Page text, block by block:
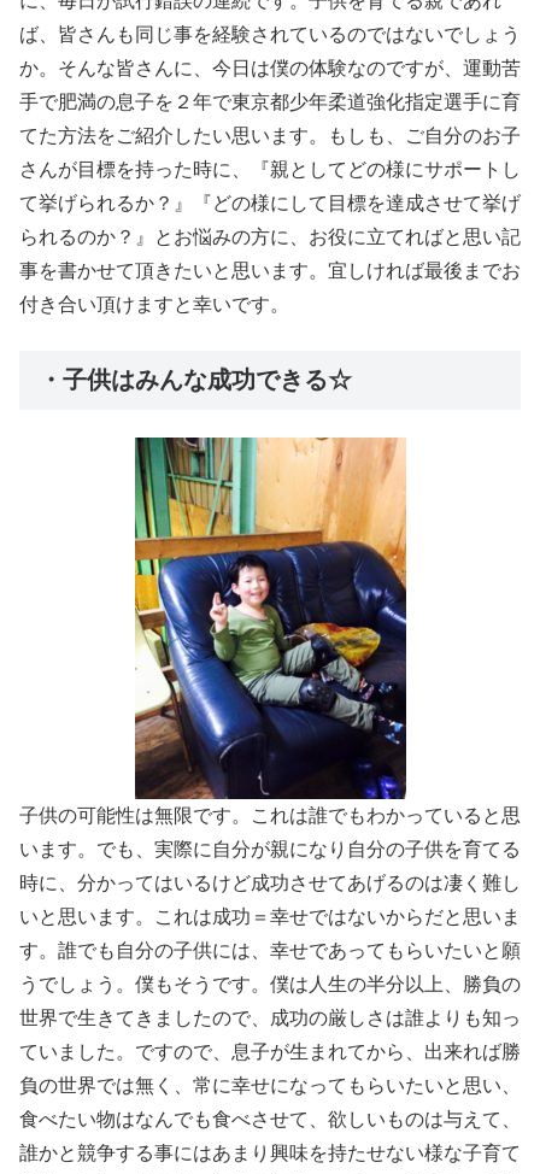
ば、皆さんも同じ事を経験されているのではないでしょう
か。そんな皆さんに、今日は僕の体験なのですが、運動苦
手で肥満の息子を２年で東京都少年柔道強化指定選手に育
てた方法をご紹介したい思います。もしも、ご自分のお子
さんが目標を持った時に、『親としてどの様にサポートし
て挙げられるか？』『どの様にして目標を達成させて挙げ
られるのか？』とお悩みの方に、お役に立てればと思い記
事を書かせて頂きたいと思います。宜しければ最後までお
付き合い頂けますと幸いです。
・子供はみんな成功できる☆
子供の可能性は無限です。これは誰でもわかっていると思
います。でも、実際に自分が親になり自分の子供を育てる
時に、分かってはいるけど成功させてあげるのは凄く難し
いと思います。これは成功＝幸せではないからだと思いま
す。誰でも自分の子供には、幸せであってもらいたいと願
うでしょう。僕もそうです。僕は人生の半分以上、勝負の
世界で生きてきましたので、成功の厳しさは誰よりも知っ
ていました。ですので、息子が生まれてから、出来れば勝
負の世界では無く、常に幸せになってもらいたいと思い、
食べたい物はなんでも食べさせて、欲しいものは与えて、
誰かと競争する事にはあまり興味を持たせない様な子育て